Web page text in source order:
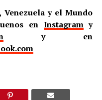
Venezuela y el Mundo
en Instagramy
y en